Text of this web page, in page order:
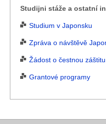
Studijni stáže a ostatní
Studium v Japonsku
Zpráva o návštěvě
Žádost o čestnou záštitu
Grantové programy